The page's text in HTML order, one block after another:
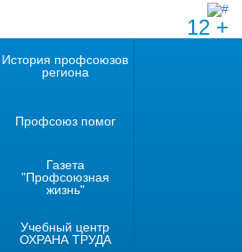
12 +
История профсоюзов
региона
Профсоюз помог
Газета
"Профсоюзная
жизнь"
Учебный центр
ОХРАНА ТРУДА